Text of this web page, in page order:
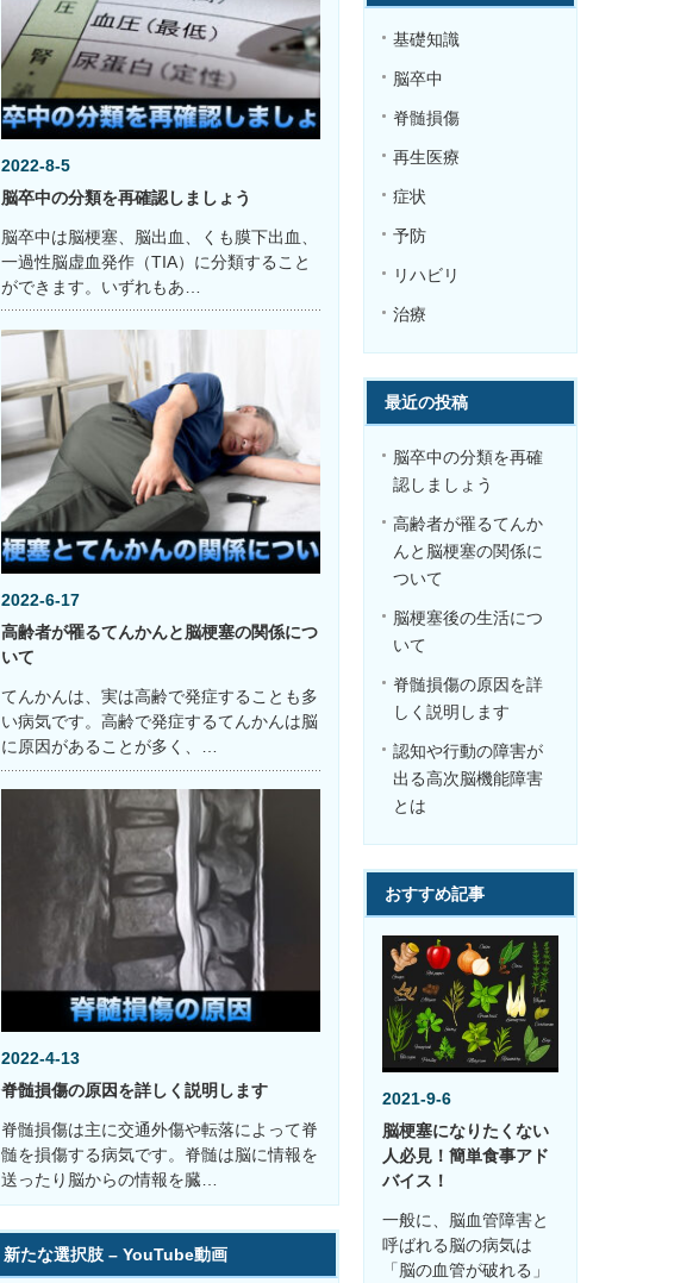
2022-8-5
脳卒中の分類を再確認しましょう
脳卒中は脳梗塞、脳出血、くも膜下出血、
一過性脳虚血発作（TIA）に分類すること
ができます。いずれもあ…
2022-6-17
高齢者が罹るてんかんと脳梗塞の関係につ
いて
てんかんは、実は高齢で発症することも多
い病気です。高齢で発症するてんかんは脳
に原因があることが多く、…
2022-4-13
脊髄損傷の原因を詳しく説明します
脊髄損傷は主に交通外傷や転落によって脊
髄を損傷する病気です。脊髄は脳に情報を
送ったり脳からの情報を臓…
新たな選択肢 – YouTube動画
基礎知識
脳卒中
脊髄損傷
再生医療
症状
予防
リハビリ
治療
最近の投稿
脳卒中の分類を再確
認しましょう
高齢者が罹るてんか
んと脳梗塞の関係に
ついて
脳梗塞後の生活につ
いて
脊髄損傷の原因を詳
しく説明します
認知や行動の障害が
出る高次脳機能障害
とは
おすすめ記事
2021-9-6
脳梗塞になりたくない
人必見！簡単食事アド
バイス！
一般に、脳血管障害と
呼ばれる脳の病気は
「脳の血管が破れる」